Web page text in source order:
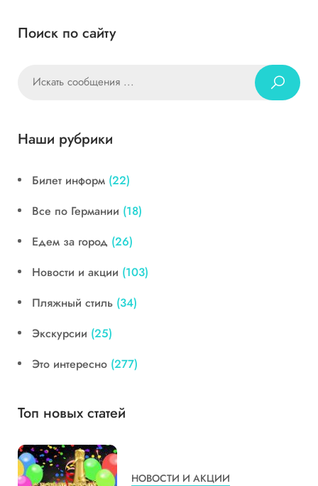
Поиск по сайту
Наши рубрики
Билет информ (22)
Все по Германии (18)
Едем за город (26)
Новости и акции (103)
Пляжный стиль (34)
Экскурсии (25)
Это интересно (277)
Топ новых статей
НОВОСТИ И АКЦИИ